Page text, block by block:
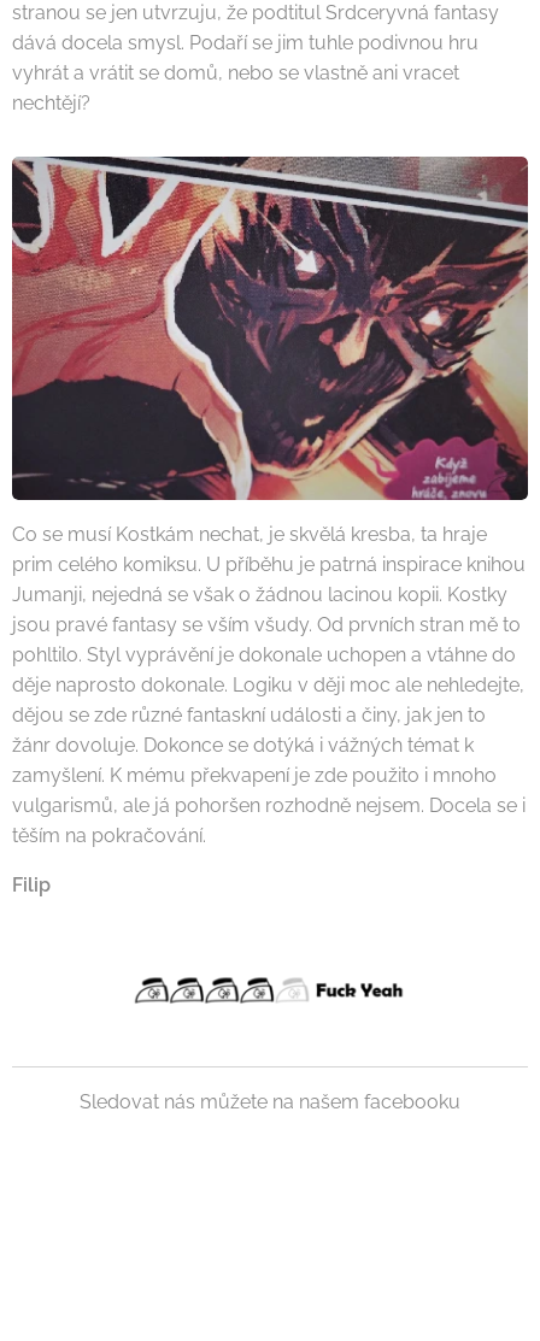
stranou se jen utvrzuju, že podtitul Srdceryvná fantasy
dává docela smysl. Podaří se jim tuhle podivnou hru
vyhrát a vrátit se domů, nebo se vlastně ani vracet
nechtějí?
Co se musí Kostkám nechat, je skvělá kresba, ta hraje
prim celého komiksu. U příběhu je patrná inspirace knihou
Jumanji, nejedná se však o žádnou lacinou kopii. Kostky
jsou pravé fantasy se vším všudy. Od prvních stran mě to
pohltilo. Styl vyprávění je dokonale uchopen a vtáhne do
děje naprosto dokonale. Logiku v ději moc ale nehledejte,
dějou se zde různé fantaskní události a činy, jak jen to
žánr dovoluje. Dokonce se dotýká i vážných témat k
zamyšlení. K mému překvapení je zde použito i mnoho
vulgarismů, ale já pohoršen rozhodně nejsem. Docela se i
těším na pokračování.
Filip
Sledovat nás můžete na našem facebooku